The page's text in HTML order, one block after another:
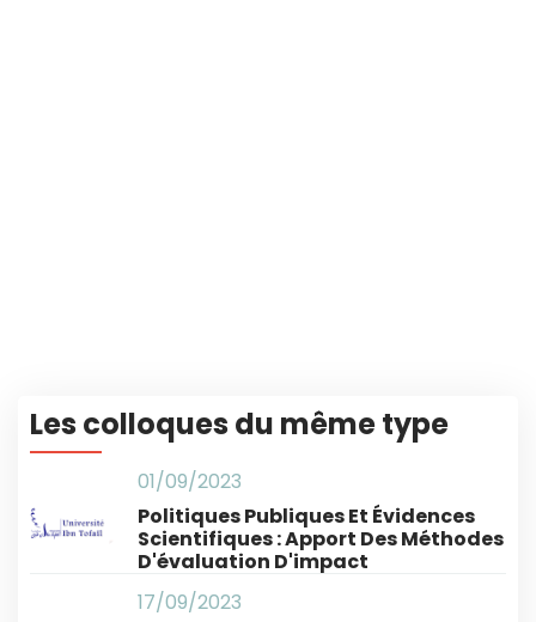
Les colloques du même type
01/09/2023
Politiques Publiques Et Évidences
Scientifiques : Apport Des Méthodes
D'évaluation D'impact
17/09/2023